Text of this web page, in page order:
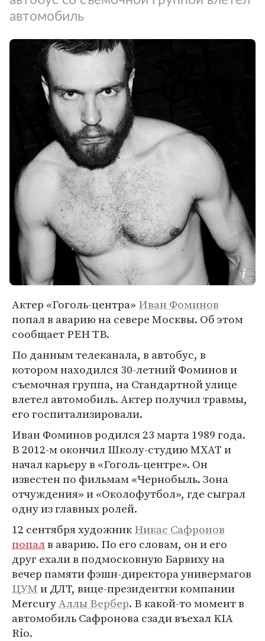
автомобиль
Актер «Гоголь-центра» Иван Фоминов
попал в аварию на севере Москвы. Об этом
сообщает РЕН ТВ.
По данным телеканала, в автобус, в
котором находился 30-летний Фоминов и
съемочная группа, на Стандартной улице
влетел автомобиль. Актер получил травмы,
его госпитализировали.
Иван Фоминов родился 23 марта 1989 года.
В 2012-м окончил Школу-студию МХАТ и
начал карьеру в «Гоголь-центре». Он
известен по фильмам «Чернобыль. Зона
отчуждения» и «Околофутбол», где сыграл
одну из главных ролей.
12 сентября художникНикас Сафронов
попалв аварию. По его словам, он и его
друг ехали в подмосковную Барвиху на
вечер памяти фэшн-директора универмагов
ЦУМи ДЛТ, вице-президентки компании
MercuryАллы Вербер. В какой-то момент в
автомобиль Сафронова сзади въехал KIA
Rio.